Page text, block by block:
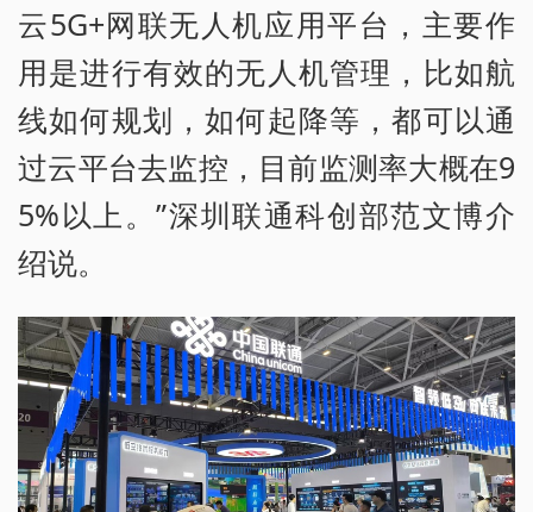
云5G+网联无人机应用平台，主要作
用是进行有效的无人机管理，比如航
线如何规划，如何起降等，都可以通
过云平台去监控，目前监测率大概在9
5%以上。”深圳联通科创部范文博介
绍说。